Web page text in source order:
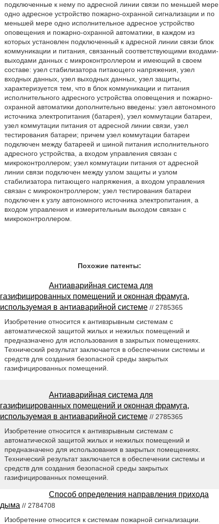
подключенные к нему по адресной линии связи по меньшей мере
одно адресное устройство пожарно-охранной сигнализации и по
меньшей мере одно исполнительное адресное устройство
оповещения и пожарно-охранной автоматики, в каждом из
которых установлен подключенный к адресной линии связи блок
коммуникации и питания, связанный соответствующими входами-
выходами данных с микроконтроллером и имеющий в своем
составе: узел стабилизатора питающего напряжения, узел
входных данных, узел выходных данных, узел защиты,
характеризуется тем, что в блок коммуникации и питания
исполнительного адресного устройства оповещения и пожарно-
охранной автоматики дополнительно введены: узел автономного
источника электропитания (батарея), узел коммутации батареи,
узел коммутации питания от адресной линии связи, узел
тестирования батареи; причем узел коммутации батареи
подключен между батареей и шиной питания исполнительного
адресного устройства, а входом управления связан с
микроконтроллером; узел коммутации питания от адресной
линии связи подключен между узлом защиты и узлом
стабилизатора питающего напряжения, а входом управления
связан с микроконтроллером; узел тестирования батареи
подключен к узлу автономного источника электропитания, а
входом управления и измерительным выходом связан с
микроконтроллером.
Похожие патенты:
Антиаварийная система для
газифицированных помещений и оконная фрамуга,
используемая в антиаварийной системе // 2785365
Изобретение относится к антивзрывным системам с
автоматической защитой жилых и нежилых помещений и
предназначено для использования в закрытых помещениях.
Технический результат заключается в обеспечении системы и
средств для создания безопасной среды закрытых
газифицированных помещений.
Антиаварийная система для
газифицированных помещений и оконная фрамуга,
используемая в антиаварийной системе // 2785365
Изобретение относится к антивзрывным системам с
автоматической защитой жилых и нежилых помещений и
предназначено для использования в закрытых помещениях.
Технический результат заключается в обеспечении системы и
средств для создания безопасной среды закрытых
газифицированных помещений.
Способ определения направления прихода
дыма // 2784708
Изобретение относится к системам пожарной сигнализации.